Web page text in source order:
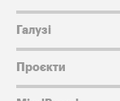
Галузі
Проєкти